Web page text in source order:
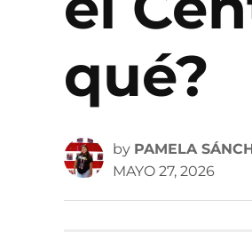
qué?
by PAMELA
MAYO 27, 2026